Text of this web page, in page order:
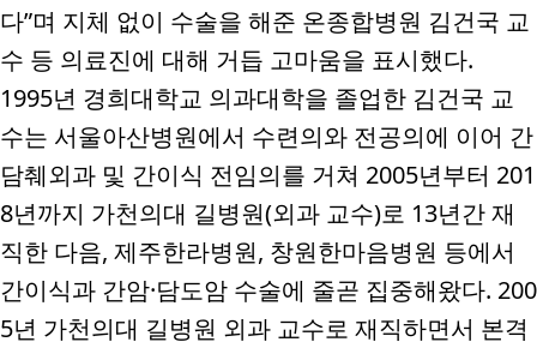
다”며 지체 없이 수술을 해준 온종합병원 김건국 교
수 등 의료진에 대해 거듭 고마움을 표시했다.
1995년 경희대학교 의과대학을 졸업한 김건국 교
수는 서울아산병원에서 수련의와 전공의에 이어 간
담췌외과 및 간이식 전임의를 거쳐 2005년부터 201
8년까지 가천의대 길병원(외과 교수)로 13년간 재
직한 다음, 제주한라병원, 창원한마음병원 등에서
간이식과 간암·담도암 수술에 줄곧 집중해왔다. 200
5년 가천의대 길병원 외과 교수로 재직하면서 본격